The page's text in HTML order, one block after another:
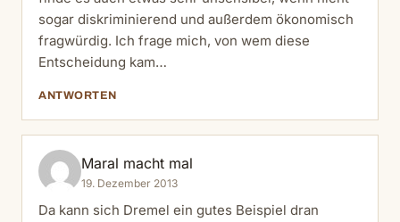
sogar diskriminierend und außerdem ökonomisch
fragwürdig. Ich frage mich, von wem diese
Entscheidung kam…
ANTWORTEN
Maral macht mal
19. Dezember 2013
Da kann sich Dremel ein gutes Beispiel dran